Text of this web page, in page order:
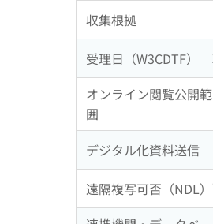
収集根拠
受理日（W3CDTF）
オンライン閲覧公開範
囲
デジタル化資料送信
遠隔複写可否（NDL）